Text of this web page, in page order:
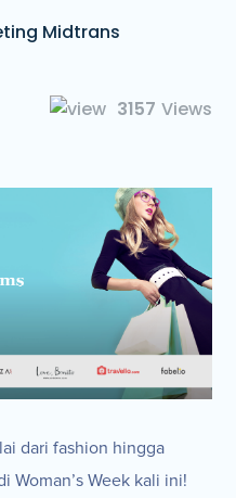
Midtrans
3157 Views
dari fashion hingga
Woman’s Week kali ini!